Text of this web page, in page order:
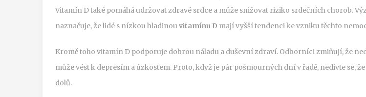
Vitamín D také pomáhá udržovat zdravé srdce a může snižovat riziko srdečních chorob.
naznačuje, že lidé s nízkou hladinouvitamínu D mají vyšší tendenci ke vzniku těchto
Kromě toho vitamín D podporuje dobrou náladu a duševní zdraví. Odborníci zmiňují, že
může vést k depresím a úzkostem. Proto, když je pár pošmourných dní v řadě, nedivte se,
dolů.